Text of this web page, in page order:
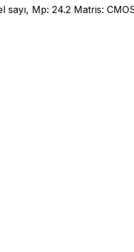
sayı, Mp: 24.2 Matris: